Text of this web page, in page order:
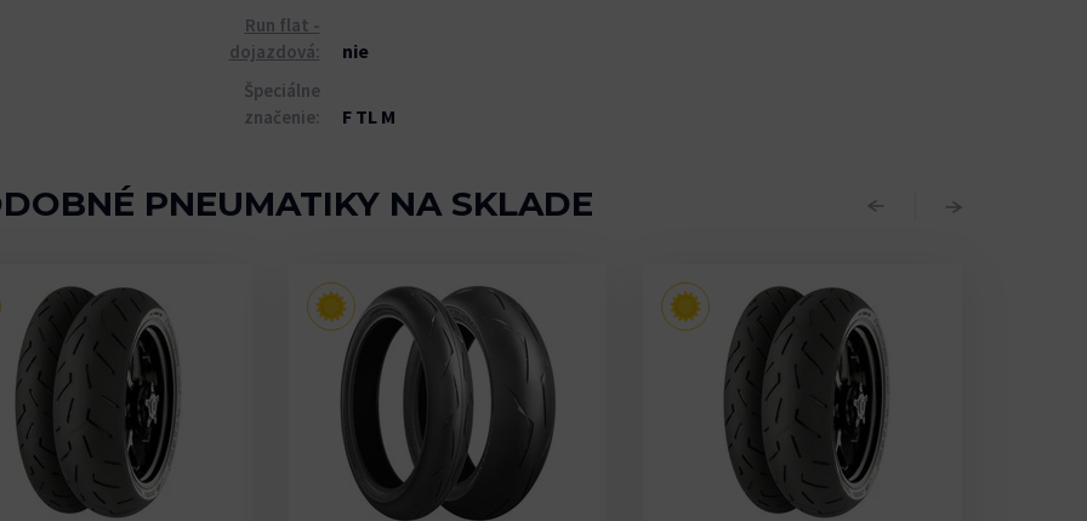
Run flat -
dojazdová:
nie
Špeciálne
značenie:
F TL M
PNEUMATIKY NA SKLADE